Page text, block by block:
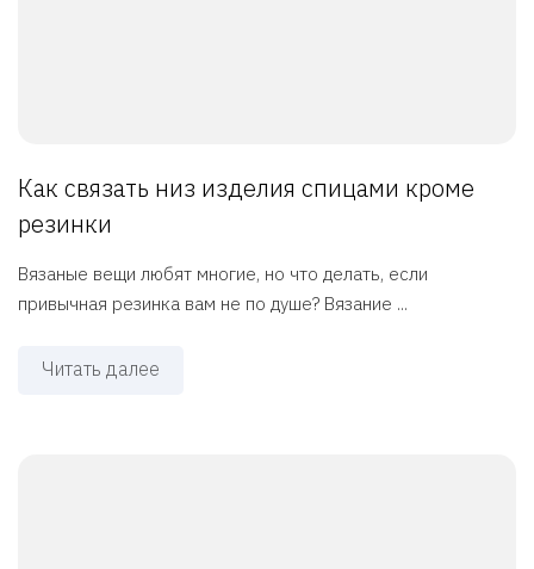
Как связать низ изделия спицами кроме
резинки
Вязаные вещи любят многие, но что делать, если
привычная резинка вам не по душе? Вязание ...
Читать далее